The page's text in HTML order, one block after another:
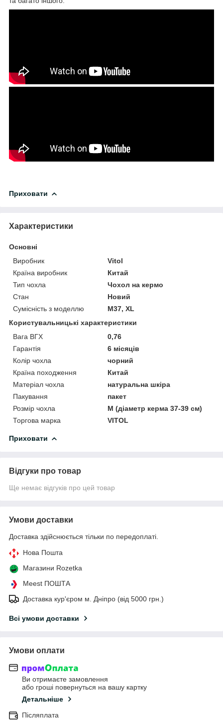
Приховати
Характеристики
Основні
Виробник
Vitol
Країна виробник
Китай
Тип чохла
Чохол на кермо
Стан
Новий
Сумісність з моделлю
M37, XL
Користувальницькі характеристики
Вага ВГХ
0,76
Гарантія
6 місяців
Колір чохла
чорний
Країна походження
Китай
Матеріал чохла
натуральна шкіра
Пакування
пакет
Розмір чохла
M (діаметр керма 37-39 см)
Торгова марка
VITOL
Приховати
Відгуки про товар
Ще немає відгуків про цей товар
Умови доставки
Доставка здійснюється тільки по передоплаті.
Нова Пошта
Магазини Rozetka
Meest ПОШТА
Доставка кур'єром м. Дніпро (від 5000 грн.)
Всі умови доставки
Умови оплати
Ви отримаєте замовлення
або гроші повернуться на вашу картку
Детальніше
Післяплата